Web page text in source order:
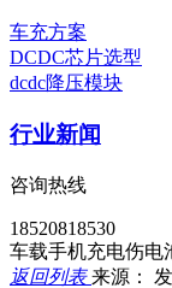
车充方案
DCDC芯片选型
dcdc降压模块
行业新闻
咨询热线
18520818530
车载手机充电伤电
返回列表来源：